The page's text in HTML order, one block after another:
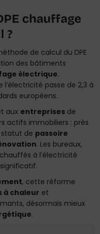
chauffage
?
de calcul du DPE
des bâtiments
électrique.
l’électricité passe de 2,3 à
européens.
aux entreprises de
actifs immobiliers : près
de passoire
. Les bureaux,
à l’électricité
, cette réforme
à chaleur et
désormais mieux
.